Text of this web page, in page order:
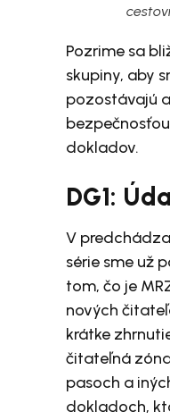
Pozrime sa
skupiny, aby
pozostávajú
dokladov.
DG1:
V
série sme už
tom, čo je
nových
krátke
čitateľná
pasoch a
dokladoch,